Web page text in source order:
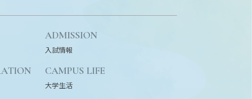
ADMISSION
入試情報
CAMPUS LIFE
大学生活